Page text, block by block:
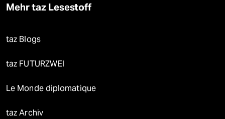
Mehr taz Lesestoff
taz Blogs
taz FUTURZWEI
Le Monde diplomatique
taz Archiv